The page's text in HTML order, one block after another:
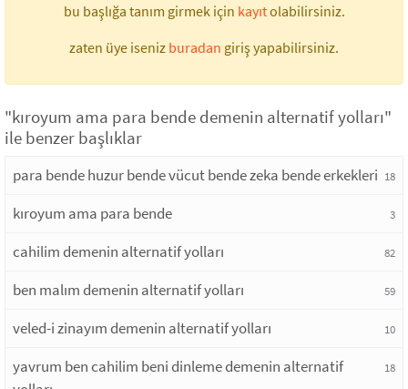
bu başlığa tanım girmek için kayıtolabilirsiniz.
zaten üye iseniz buradan giriş yapabilirsiniz.
"kıroyum ama para bende demenin alternatif yolları"
ile benzer başlıklar
para bende huzur bende vücut bende zeka bende erkekleri 18
kıroyum ama para bende 3
cahilim demenin alternatif yolları 82
ben malım demenin alternatif yolları 59
veled-i zinayım demenin alternatif yolları 10
yavrum ben cahilim beni dinleme demenin alternatif
18